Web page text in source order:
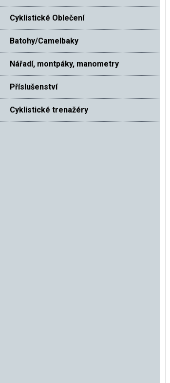
Cyklistické Oblečení
Batohy/Camelbaky
Nářadí, montpáky, manometry
Příslušenství
Cyklistické trenažéry